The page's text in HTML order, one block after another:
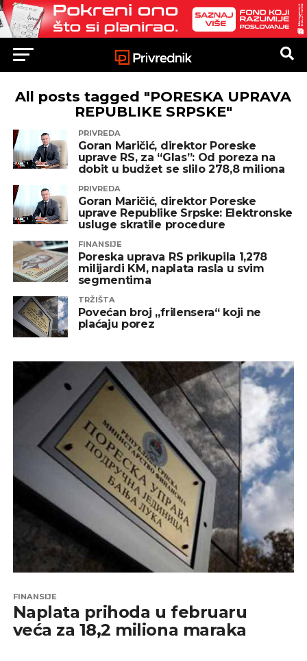
All posts tagged "PORESKA UPRAVA
REPUBLIKE SRPSKE"
PRIVREDA
Goran Maričić, direktor Poreske
uprave RS, za “Glas”: Od poreza na
dobit u budžet se slilo 278,8 miliona
PRIVREDA
Goran Maričić, direktor Poreske
uprave Republike Srpske: Elektronske
usluge skratile procedure
FINANSIJE
Poreska uprava RS prikupila 1,278
milijardi KM, naplata rasla u svim
segmentima
TRŽIŠTA
Povećan broj „frilensera“ koji ne
plaćaju porez
FINANSIJE
Naplata prihoda u februaru
veća za 18,2 miliona maraka